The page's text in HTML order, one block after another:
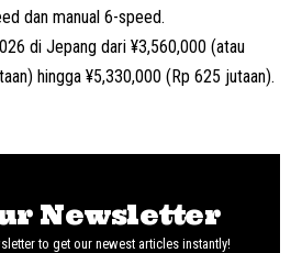
dan manual 6-speed.
di Jepang dari ¥3,560,000 (atau
hingga ¥5,330,000 (Rp 625 jutaan).
Newsletter
to get our newest articles instantly!